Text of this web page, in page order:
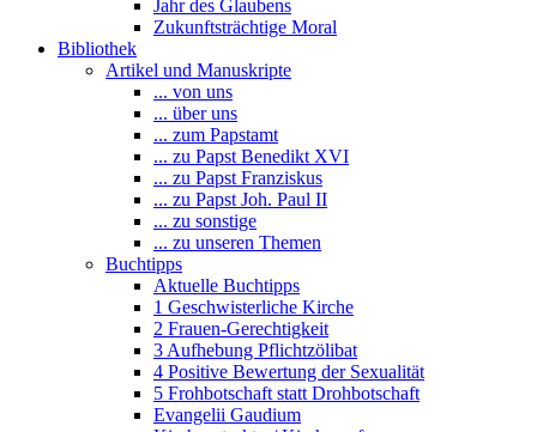
Jahr des Glaubens
Zukunftsträchtige Moral
Bibliothek
Artikel und Manuskripte
... von uns
... über uns
... zum Papstamt
... zu Papst Benedikt XVI
... zu Papst Franziskus
... zu Papst Joh. Paul II
... zu sonstige
... zu unseren Themen
Buchtipps
Aktuelle Buchtipps
1 Geschwisterliche Kirche
2 Frauen-Gerechtigkeit
3 Aufhebung Pflichtzölibat
4 Positive Bewertung der Sexualität
5 Frohbotschaft statt Drohbotschaft
Evangelii Gaudium